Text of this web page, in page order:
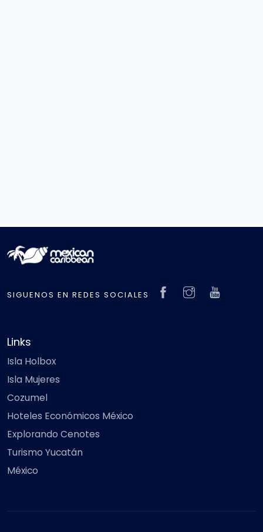
SIGUENOS EN REDES SOCIALES
Links
Isla Holbox
Isla Mujeres
Cozumel
Hoteles Económicos México
Explorando Cenotes
Turismo Yucatán
México